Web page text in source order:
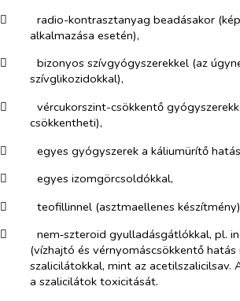
​
radio-kontrasztanyag beadásakor
alkalmazása esetén),
​
bizonyos szívgyógyszerekkel (az
szívglikozidokkal),
​
vércukorszint-csökkentő
csökkentheti),
​
egyes gyógyszerek a káliumürítő
​
egyes izomgörcsoldókkal,
​
teofillinnel (asztmaellenes
​
nem‑szteroid gyulladásgátlókkal, pl.
(vízhajtó és vérnyomáscsökkentő
szalicilátokkal, mint az acetilszalicilsav.
a szalicilátok toxicitását.